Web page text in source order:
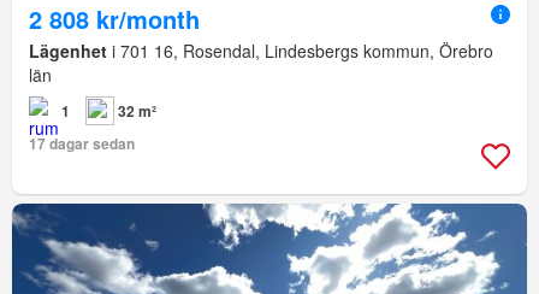
2 808 kr/month
Lägenhet i 701 16, Rosendal, Lindesbergs kommun, Örebro
län
1
32 m²
17 dagar sedan